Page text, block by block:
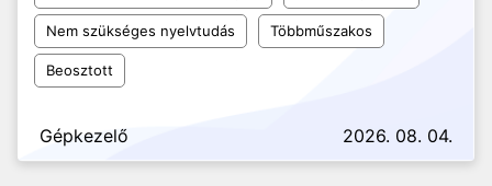
Nem szükséges nyelvtudás Többműszakos
Beosztott
Gépkezelő 2026. 08. 04.